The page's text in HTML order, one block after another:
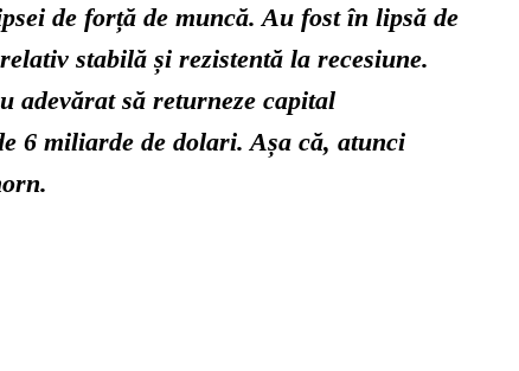
de forță de muncă. Au fost în lipsă de
stabilă și rezistentă la recesiune.
adevărat să returneze capital
6 miliarde de dolari. Așa că, atunci